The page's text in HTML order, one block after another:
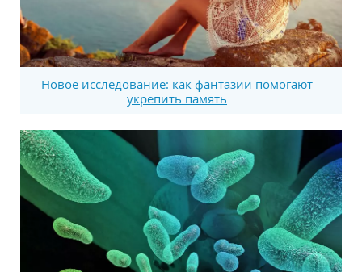
Новое исследование: как фантазии помогают
укрепить память